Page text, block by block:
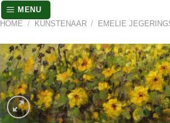
MENU
HOME / KUNSTENAAR / EMELIE